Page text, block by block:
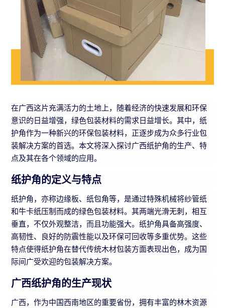
在广西这片充满活力的土地上，随着经济的快速发展和环保
意识的日益增强，绿色包装材料的需求日益增长。其中，纸
护角作为一种新兴的环保包装材料，正逐步成为众多行业包
装解决方案的首选。本文将深入探讨广西纸护角的生产、特
点及其在各个领域的应用。
纸护角的定义与特点
纸护角，亦称边缘板、纸包角等，是通过特殊机械将纱管纸
和牛卡纸压制而成的绿色包装材料。其两端光滑无刺，相互
垂直，不仅外观整洁，而且功能强大。纸护角具备高强度、
高韧性、良好的防震性能以及环保可回收等多重优势。这些
特点使得纸护角在替代传统木材包装方面表现出色，成为国
际间广受欢迎的包装解决方案。
广西纸护角的生产现状
广西，作为中国西南地区的重要省份，拥有丰富的林木资源